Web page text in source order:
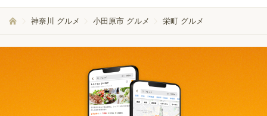
神奈川 グルメ 小田原市 グルメ 栄町 グルメ